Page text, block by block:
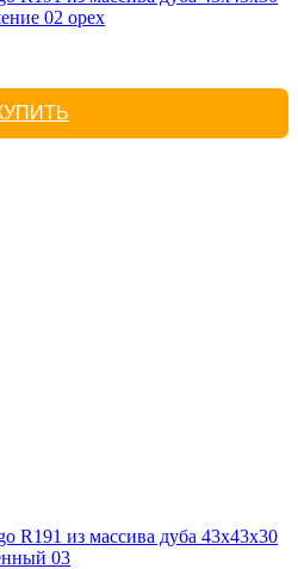
02 орех
R191 из массива дуба 43х43х30
03